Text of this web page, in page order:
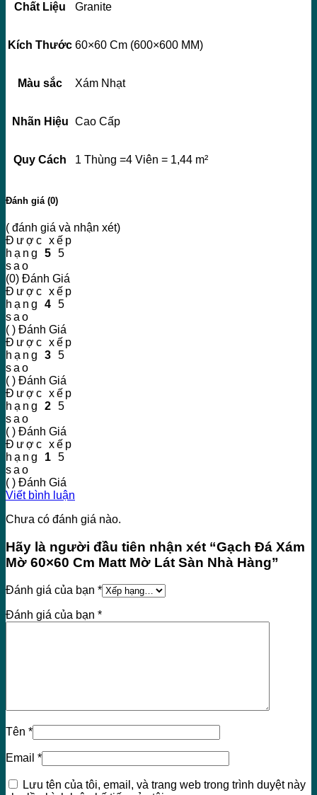
Chất Liệu Granite
Kích Thước 60×60 Cm (600×600 MM)
Màu sắc Xám Nhạt
Nhãn Hiệu Cao Cấp
Quy Cách 1 Thùng =4 Viên = 1,44 m²
Đánh giá (0)
( đánh giá và nhận xét)
Được xếp
hạng 5 5
sao
(0) Đánh Giá
Được xếp
hạng 4 5
sao
( ) Đánh Giá
Được xếp
hạng 3 5
sao
( ) Đánh Giá
Được xếp
hạng 2 5
sao
( ) Đánh Giá
Được xếp
hạng 1 5
sao
( ) Đánh Giá
Viết bình luận
Chưa có đánh giá nào.
Hãy là người đầu tiên nhận xét “Gạch Đá Xám
Mờ 60×60 Cm Matt Mờ Lát Sàn Nhà Hàng”
Đánh giá của bạn *
Đánh giá của bạn *
Tên *
Email *
Lưu tên của tôi, email, và trang web trong trình duyệt này